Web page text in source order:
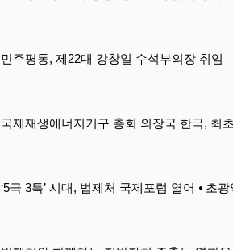
민주평통, 제22대 강창일 수석부의장 취임
국제재생에너지기구 총회 의장국 한국, 최
‘5극 3특’ 시대, 법제처 국제포럼 열어 ⦁ 초